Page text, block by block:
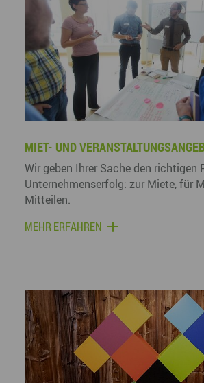
MIET- UND
Wir geben Ihrer Sache den richtigen
Unternehmenserfolg: zur Miete, für
Mitteilen.
MEHR ERFAHREN